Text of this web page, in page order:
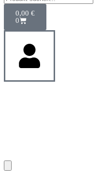
0,00 €
0